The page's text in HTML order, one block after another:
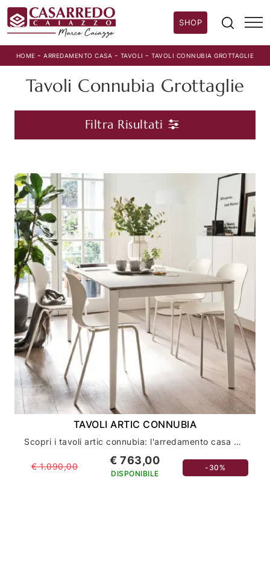
SHOP
HOME -ARREDAMENTO CASA - TAVOLI -TAVOLI CONNUBIA GROTTAGLIE
Tavoli Connubia Grottaglie
Filtra Risultati
TAVOLI ARTIC CONNUBIA
Scopri i tavoli artic connubia: l'arredamento casa dal design innovativo ed elegante
€ 1.090,00 € 763,00
DISPONIBILE
-30%